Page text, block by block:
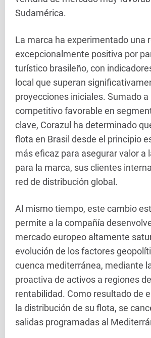
Sudamérica.
La marca ha experimentado una
excepcionalmente positiva por
turístico brasileño, con
local que superan
proyecciones iniciales. Sumado
competitivo favorable en
clave, Corazul ha determinado
flota en Brasil desde el principio
más eficaz para asegurar valor a
para la marca, sus clientes
red de distribución global.
Al mismo tiempo, este cambio
permite a la compañía
mercado europeo altamente
evolución de los factores
cuenca mediterránea, mediante
proactiva de activos a regiones
rentabilidad. Como resultado de
la distribución de su flota, se
salidas programadas al